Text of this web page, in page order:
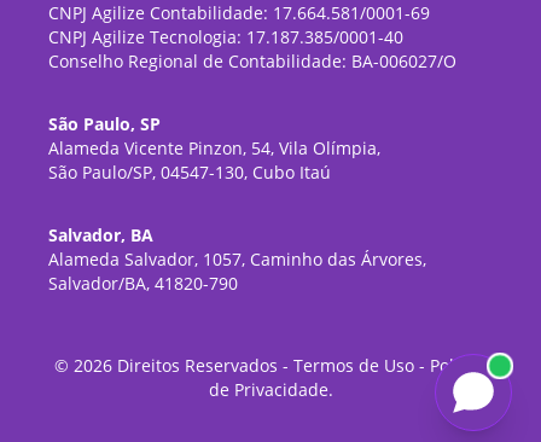
CNPJ Agilize Contabilidade: 17.664.581/0001-69
CNPJ Agilize Tecnologia: 17.187.385/0001-40
Conselho Regional de Contabilidade: BA-006027/O
São Paulo, SP
Alameda Vicente Pinzon, 54, Vila Olímpia,
São Paulo/SP, 04547-130, Cubo Itaú
Salvador, BA
Alameda Salvador, 1057, Caminho das Árvores,
Salvador/BA, 41820-790
© 2026Direitos Reservados - Termos de Uso- Política
de Privacidade.